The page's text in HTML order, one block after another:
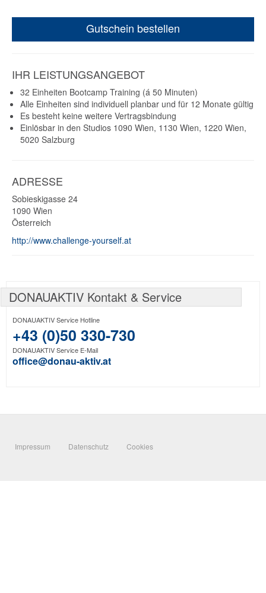
Gutschein bestellen
IHR LEISTUNGSANGEBOT
32 Einheiten Bootcamp Training (á 50 Minuten)
Alle Einheiten sind individuell planbar und für 12 Monate gültig
Es besteht keine weitere Vertragsbindung
Einlösbar in den Studios 1090 Wien, 1130 Wien, 1220 Wien,
5020 Salzburg
ADRESSE
Sobieskigasse 24
1090 Wien
Österreich
http://www.challenge-yourself.at
DONAUAKTIV Kontakt & Service
DONAUAKTIV Service Hotline
+43 (0)50 330-730
DONAUAKTIV Service E-Mail
office@donau-aktiv.at
Impressum Datenschutz Cookies